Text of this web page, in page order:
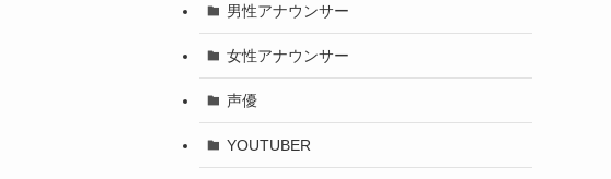
男性アナウンサー
女性アナウンサー
声優
YOUTUBER